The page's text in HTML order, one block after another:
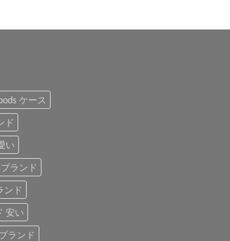
ケース
ド
い
ランド
ンド
安い
ランド